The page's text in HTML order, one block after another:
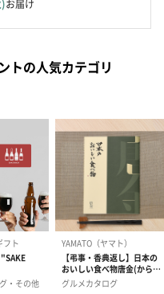
お届け
トの人気カテゴリ